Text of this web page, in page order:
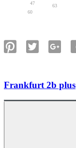
47
60
63
Frankfurt 2b plus